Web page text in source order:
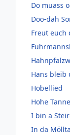
Do muass
Doo-dah
Freut euch
Hans bleib
Hobellied
Hohe
I bin a
In da